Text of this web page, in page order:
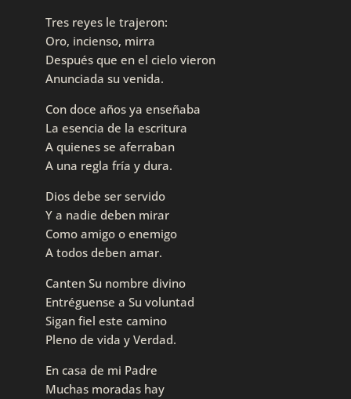
Tres reyes le trajeron:
Oro, incienso, mirra
Después que en el cielo vieron
Anunciada su venida.
Con doce años ya enseñaba
La esencia de la escritura
A quienes se aferraban
A una regla fría y dura.
Dios debe ser servido
Y a nadie deben mirar
Como amigo o enemigo
A todos deben amar.
Canten Su nombre divino
Entréguense a Su voluntad
Sigan fiel este camino
Pleno de vida y Verdad.
En casa de mi Padre
Muchas moradas hay